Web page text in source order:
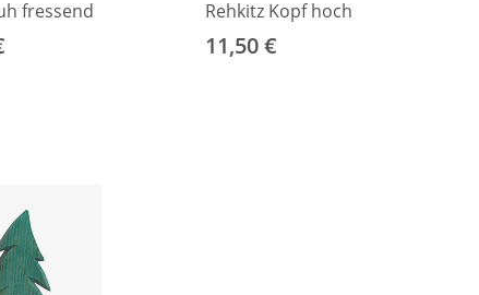
fressend Rehkitz Kopf hoch
11,50 €